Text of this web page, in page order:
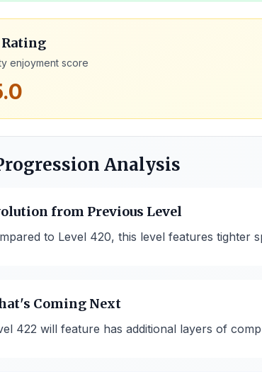
enjoyment score
Analysis
from Previous Level
to Level 420, this level features tighter
Coming Next
422 will feature has additional layers of